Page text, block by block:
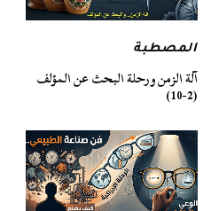
المصطبة
آلة الزمن ورحلة البحث عن المؤلف
(2-10)